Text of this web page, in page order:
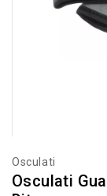
Osculati
Osculati